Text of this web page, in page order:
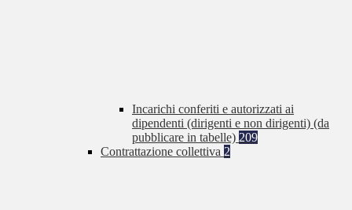
Incarichi conferiti e autorizzati ai
dipendenti (dirigenti e non dirigenti) (da
pubblicare in tabelle) 209
Contrattazione collettiva 2